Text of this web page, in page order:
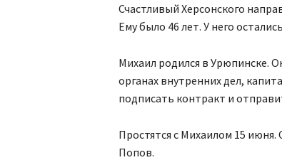
Счастливый Херсонского
Ему было 46 лет. У него
Михаил родился в Урюпинске.
органах внутренних дел,
подписать контракт и
Простятся с Михаилом 15
Попов.